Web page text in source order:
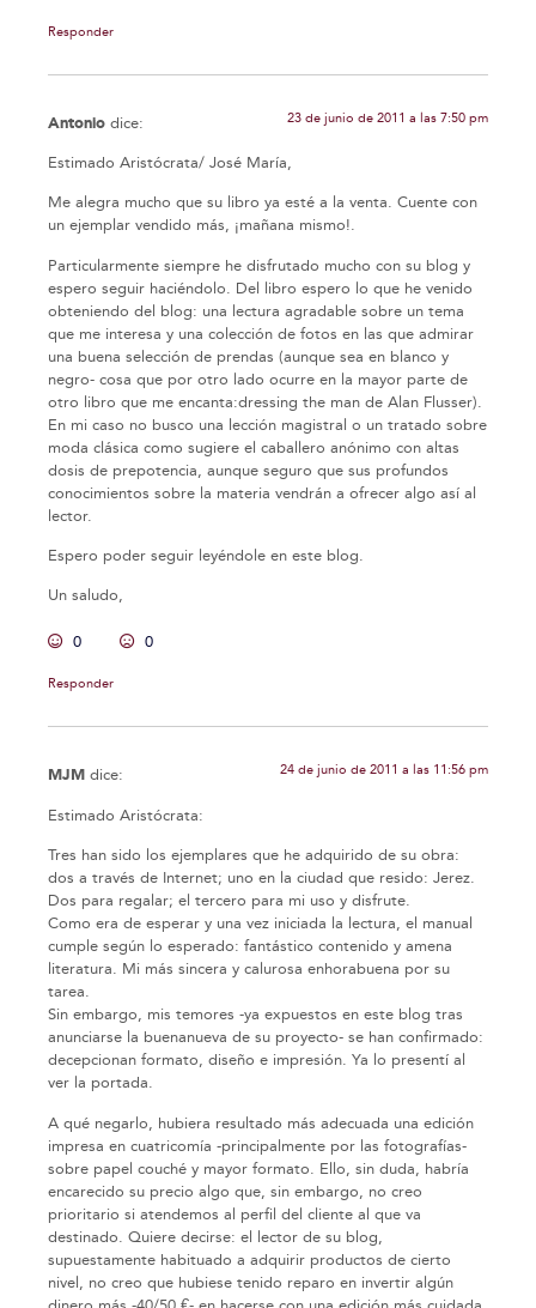
Responder
Antonio dice: 23 de junio de 2011 a las 7:50 pm
Estimado Aristócrata/ José María,
Me alegra mucho que su libro ya esté a la venta. Cuente con
un ejemplar vendido más, ¡mañana mismo!.
Particularmente siempre he disfrutado mucho con su blog y
espero seguir haciéndolo. Del libro espero lo que he venido
obteniendo del blog: una lectura agradable sobre un tema
que me interesa y una colección de fotos en las que admirar
una buena selección de prendas (aunque sea en blanco y
negro- cosa que por otro lado ocurre en la mayor parte de
otro libro que me encanta:dressing the man de Alan Flusser).
En mi caso no busco una lección magistral o un tratado sobre
moda clásica como sugiere el caballero anónimo con altas
dosis de prepotencia, aunque seguro que sus profundos
conocimientos sobre la materia vendrán a ofrecer algo así al
lector.
Espero poder seguir leyéndole en este blog.
Un saludo,
0 0
Responder
MJM dice: 24 de junio de 2011 a las 11:56 pm
Estimado Aristócrata:
Tres han sido los ejemplares que he adquirido de su obra:
dos a través de Internet; uno en la ciudad que resido: Jerez.
Dos para regalar; el tercero para mi uso y disfrute.
Como era de esperar y una vez iniciada la lectura, el manual
cumple según lo esperado: fantástico contenido y amena
literatura. Mi más sincera y calurosa enhorabuena por su
tarea.
Sin embargo, mis temores -ya expuestos en este blog tras
anunciarse la buenanueva de su proyecto- se han confirmado:
decepcionan formato, diseño e impresión. Ya lo presentí al
ver la portada.
A qué negarlo, hubiera resultado más adecuada una edición
impresa en cuatricomía -principalmente por las fotografías-
sobre papel couché y mayor formato. Ello, sin duda, habría
encarecido su precio algo que, sin embargo, no creo
prioritario si atendemos al perfil del cliente al que va
destinado. Quiere decirse: el lector de su blog,
supuestamente habituado a adquirir productos de cierto
nivel, no creo que hubiese tenido reparo en invertir algún